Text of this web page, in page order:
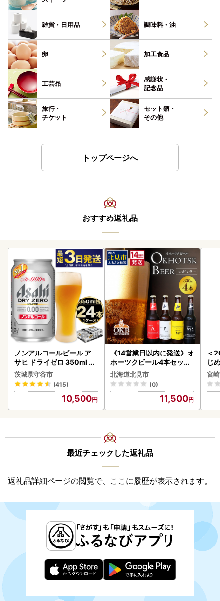
雑貨・ 日用品 調味料・ 油
卵 加工食品
工芸品
感謝状・
記念品
旅行・
チケット
セット類・
その他
トップページへ
おすすめ返礼品
ノンアルコールビール ア
サヒ ドライゼロ 350ml 24
本 ノンアル ビール asashi
守谷市
茨城県守谷市
(415)
10,500
《14営業日以内に発送》オ
ホーツクビール4本セット
( 飲料 飲み物 お酒 ビール
クラフトビール 瓶ビール
贈答 ギフト 贈り物 お中元
御中元 お歳暮 御歳暮 お祝
い プレゼント モルトビー
北海道北見市
(0)
11,500
＜
じ
ロ
宮
最近チェックした返礼品
返礼品詳細ページの閲覧で、ここに履歴が表示されます。